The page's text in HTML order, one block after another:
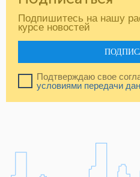
Подпишитесь на нашу
курсе новостей
Подтверждаю свое
условиями передачи